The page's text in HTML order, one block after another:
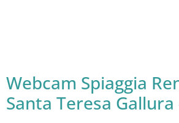
Webcam Spiaggia
Santa Teresa Gallura